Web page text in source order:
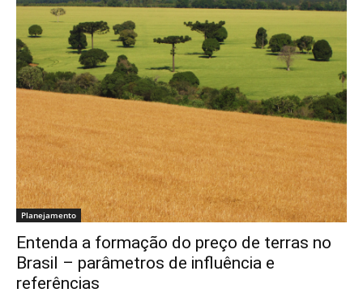
Planejamento
Entenda a formação do preço de terras no
Brasil – parâmetros de influência e
referências